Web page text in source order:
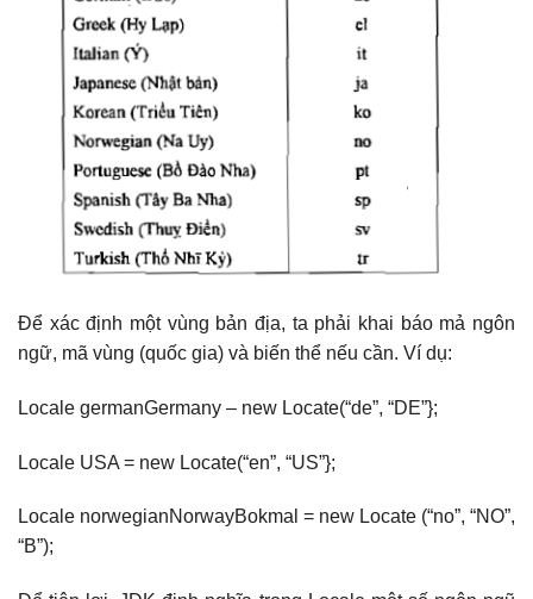
Để xác định một vùng bản địa, ta phải khai báo mả ngôn
ngữ, mã vùng (quốc gia) và biến thể nếu cần. Ví dụ:
Locale germanGermany – new Locate(“de”, “DE”};
Locale USA = new Locate(“en”, “US”};
Locale norwegianNorwayBokmal = new Locate (“no”, “NO”,
“B”);